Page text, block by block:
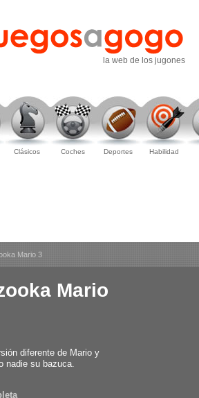
la web de los jugones
Clásicos Coches Deportes Habilidad
Mario 3
Mario
diferente de Mario y
nadie su bazuca.